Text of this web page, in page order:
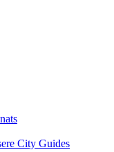
City Guides